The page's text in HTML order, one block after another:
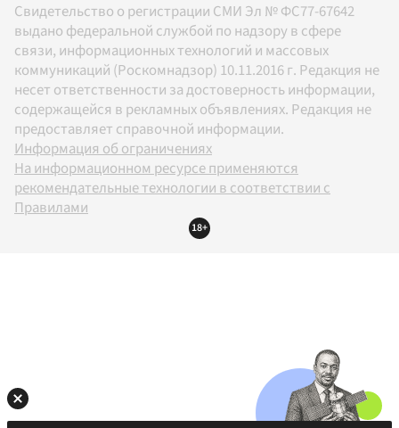
Свидетельство о регистрации СМИ Эл № ФС77-67642
выдано федеральной службой по надзору в сфере
связи, информационных технологий и массовых
коммуникаций (Роскомнадзор) 10.11.2016 г. Редакция не
несет ответственности за достоверность информации,
содержащейся в рекламных объявлениях. Редакция не
предоставляет справочной информации.
Информация об ограничениях
На информационном ресурсе применяются
рекомендательные технологии в соответствии с
Правилами
18+